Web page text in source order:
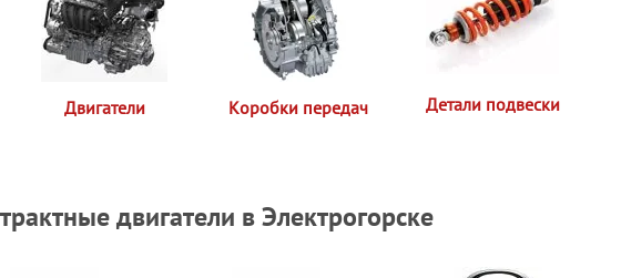
Двигатели Коробки передач Детали подвески
двигатели в Электрогорске